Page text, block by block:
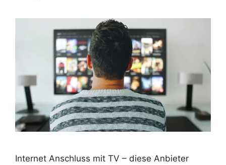
Internet Anschluss mit TV – diese Anbieter